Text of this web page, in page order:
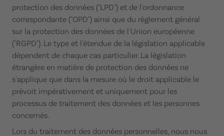
protection des données ("LPD") et de l'ordonnance
correspondante ("OPD") ainsi que du règlement général
sur la protection des données de l'Union européenne
("RGPD"). Le type et l'étendue de la législation applicable
dépendent de chaque cas particulier. La législation
étrangère en matière de protection des données ne
s'applique que dans la mesure où le droit applicable le
prévoit impérativement et uniquement pour les
processus de traitement des données et les personnes
concernés.
Lors du traitement des données personnelles, nous nous